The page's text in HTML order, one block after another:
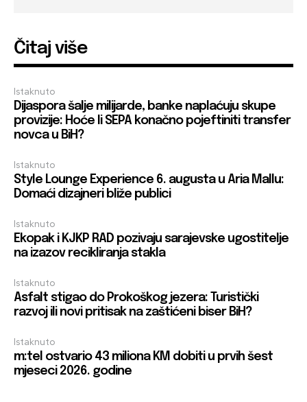
Čitaj više
Istaknuto
Dijaspora šalje milijarde, banke naplaćuju skupe
provizije: Hoće li SEPA konačno pojeftiniti transfer
novca u BiH?
Istaknuto
Style Lounge Experience 6. augusta u Aria Mallu:
Domaći dizajneri bliže publici
Istaknuto
Ekopak i KJKP RAD pozivaju sarajevske ugostitelje
na izazov recikliranja stakla
Istaknuto
Asfalt stigao do Prokoškog jezera: Turistički
razvoj ili novi pritisak na zaštićeni biser BiH?
Istaknuto
m:tel ostvario 43 miliona KM dobiti u prvih šest
mjeseci 2026. godine